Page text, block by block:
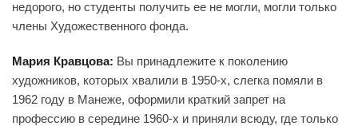
недорого, но студенты получить ее не могли, могли только
члены Художественного фонда.
Мария Кравцова: Вы принадлежите к поколению
художников, которых хвалили в 1950-х, слегка помяли в
1962 году в Манеже, оформили краткий запрет на
профессию в середине 1960-х и приняли всюду, где только